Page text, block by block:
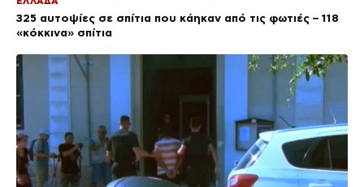
325 αυτοψίες σε σπίτια που κάηκαν από τις φωτιές – 118
«κόκκινα» σπίτια